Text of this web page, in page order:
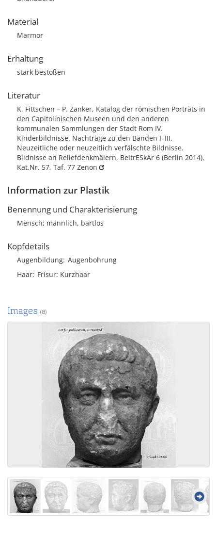
Material
Marmor
Erhaltung
stark bestoßen
Literatur
K. Fittschen – P. Zanker, Katalog der römischen Porträts in
den Capitolinischen Museen und den anderen
kommunalen Sammlungen der Stadt Rom IV.
Kinderbildnisse. Nachträge zu den Bänden I–III.
Neuzeitliche oder neuzeitlich verfälschte Bildnisse.
Bildnisse an Reliefdenkmälern, BeitrESkAr 6 (Berlin 2014),
Kat.Nr. 57, Taf. 77 Zenon
Information zur Plastik
Benennung und Charakterisierung
Mensch; männlich, bartlos
Kopfdetails
Augenbildung Augenbohrung
Haar Frisur Kurzhaar
Images (8)